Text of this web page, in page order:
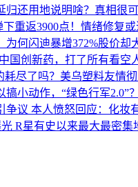
归还用地说明啥？真相很
重返3900点！情绪修复
何闪迪暴增372%股价却
国创新药，打了所有看空
耗尽了吗？美乌塑料友情
小动作，“绿色行军2.0”？
议 本人愤怒回应：化妆
R星有史以来最大最密集